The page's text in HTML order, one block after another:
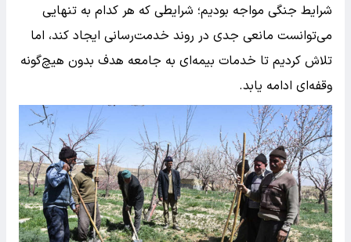
شرایط جنگی مواجه بودیم؛ شرایطی که هر کدام به تنهایی
می‌توانست مانعی جدی در روند خدمت‌رسانی ایجاد کند، اما
تلاش کردیم تا خدمات بیمه‌ای به جامعه هدف بدون هیچ‌گونه
وقفه‌ای ادامه یابد.